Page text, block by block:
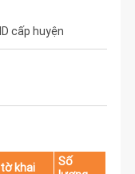
cấp huyện
khai
Số